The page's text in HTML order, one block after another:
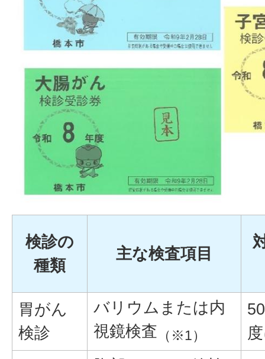
検診の
種類
主な検査項目
胃がん
検診
バリウムまたは内
視鏡検査 （※1）